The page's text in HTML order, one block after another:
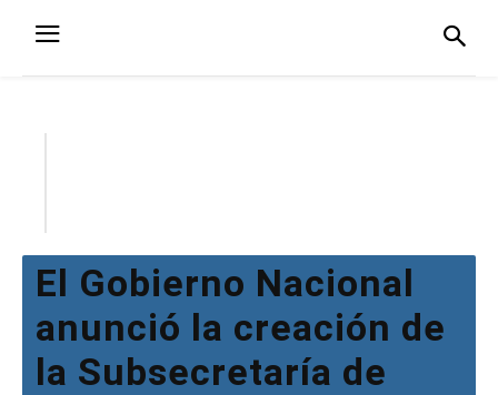
El Gobierno Nacional
anunció la creación de
la Subsecretaría de